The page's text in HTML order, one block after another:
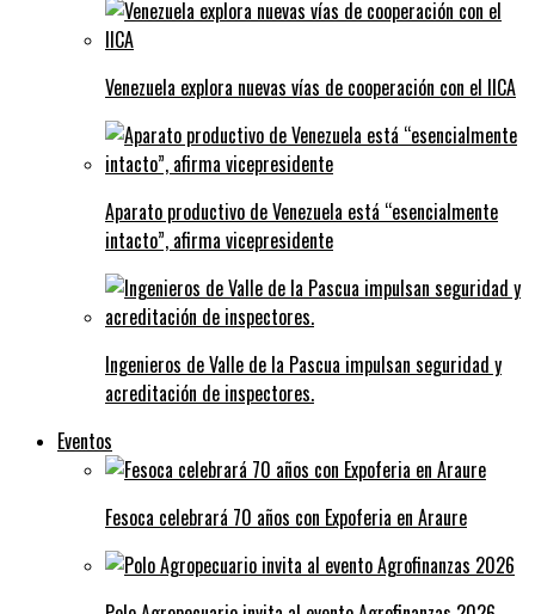
Venezuela explora nuevas vías de cooperación con el IICA
Aparato productivo de Venezuela está “esencialmente
intacto”, afirma vicepresidente
Ingenieros de Valle de la Pascua impulsan seguridad y
acreditación de inspectores.
Eventos
Fesoca celebrará 70 años con Expoferia en Araure